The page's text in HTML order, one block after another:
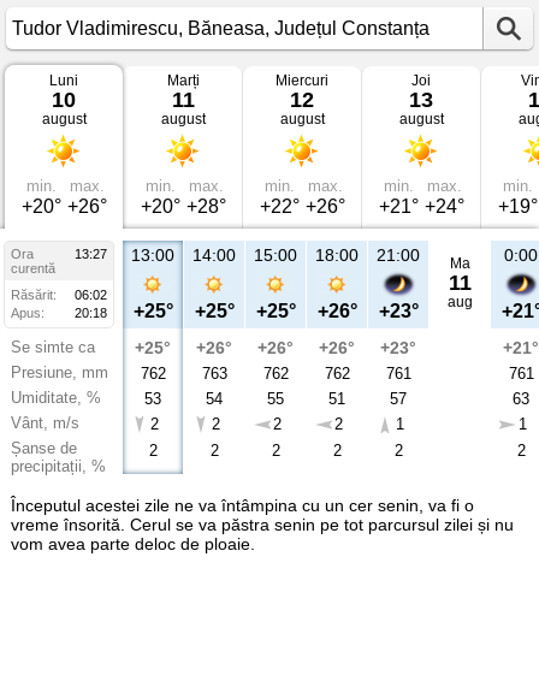
Vremea
Tudor
Vladimirescu
Băneasa,
Județul
Constanța
Luni
10
august
min.
+20°
max.
+26°
Marți
11
august
min.
+20°
max.
+28°
Miercuri
12
august
min.
+22°
max.
+26°
Joi
13
august
min.
+21°
max.
+24°
min.
+19°
Ora
13:27
curentă
Răsărit:
06:02
Apus:
20:18
Se simte ca
Presiune, mm
Umiditate, %
Vânt, m/s
Șanse de
precipitații, %
13:00
+25°
+25°
762
53
2
2
14:00
+25°
+26°
763
54
2
2
15:00
+25°
+26°
762
55
2
2
18:00
+26°
+26°
762
51
2
2
21:00
+23°
+23°
761
57
1
2
Ma
11
aug
0:00
+21°
761
63
1
2
Începutul acestei zile ne va întâmpina cu un cer senin, va fi o
vreme însorită. Cerul se va păstra senin pe tot parcursul zilei și nu
vom avea parte deloc de ploaie.